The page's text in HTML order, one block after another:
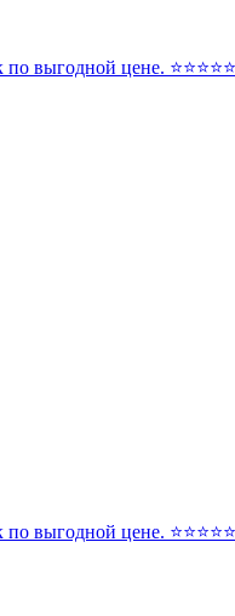
выгодной цене.
выгодной цене.